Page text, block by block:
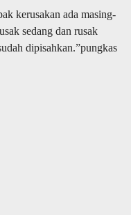
kerusakan ada masing-
sedang dan rusak
dipisahkan.”pungkas